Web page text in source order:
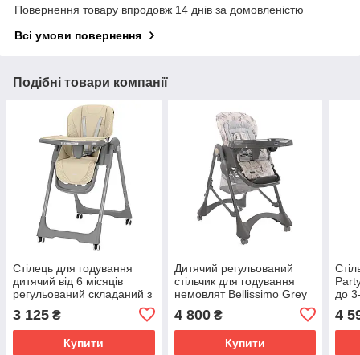
Повернення товару впродовж 14 днів за домовленістю
Всі умови повернення
Подібні товари компанії
Стілець для годування
дитячий від 6 місяців
регульований складаний з
високий компактний Junior
CRL-1412 Beige
3 125 ₴
Купити
Дитячий регульований
стільчик для годування
немовлят Bellissimo Grey
Parrots Pu Leather Lorelli
Сірий
4 800₴
Купити
до
4